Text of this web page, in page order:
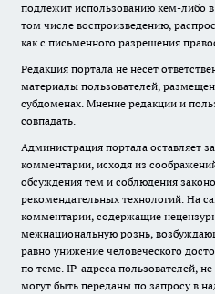
подлежит использованию кем-либо
том числе воспроизведению,
как с письменного разрешения
Редакция портала не несет
материалы пользователей,
субдоменах. Мнение редакции и
совпадать.
Администрация портала оставляет
комментарии, исходя из
обсуждения тем и соблюдения
рекомендательных технологий. На
комментарии, содержащие
межнациональную рознь,
равно унижение человеческого
по теме. IP-адреса пользователей,
могут быть переданы по запросу в